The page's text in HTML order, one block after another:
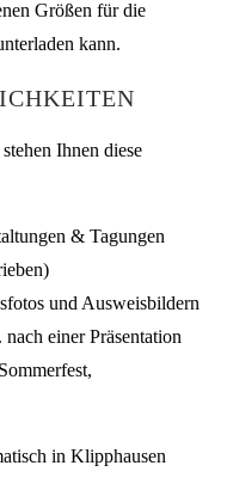
Größen für die
kann.
Ihnen diese
& Tagungen
und Ausweisbildern
einer Präsentation